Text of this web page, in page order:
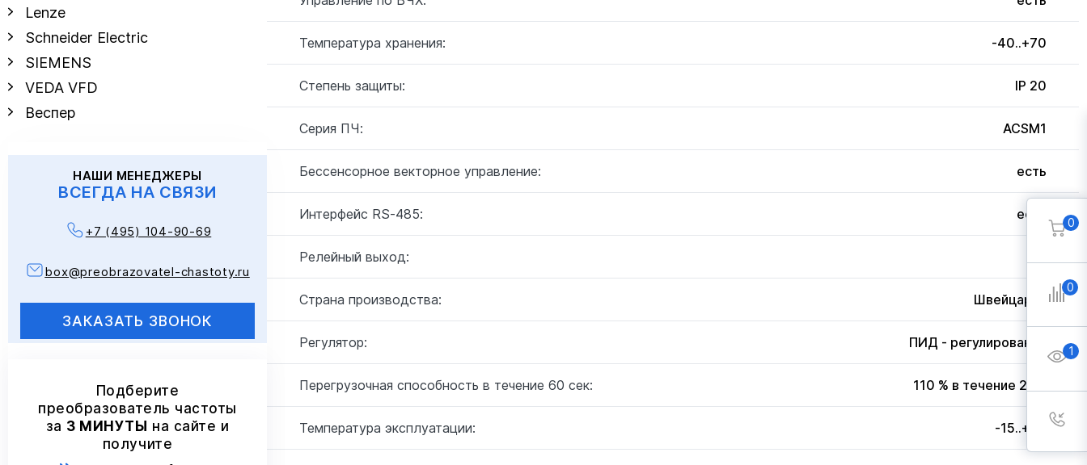
Lenze
Schneider Electric
SIEMENS
VEDA VFD
Веспер
НАШИ МЕНЕДЖЕРЫ
ВСЕГДА НА СВЯЗИ
+7 (495) 104-90-69
box@preobrazovatel-chastoty.ru
ЗАКАЗАТЬ ЗВОНОК
Подберите
преобразователь частоты
за 3 МИНУТЫ на сайте и
получите
Температура хранения: -40..+70
Степень защиты: IP 20
Серия ПЧ: ACSM1
Бессенсорное векторное управление: есть
Интерфейс RS-485: есть
Релейный выход:
Страна производства: Швейцария
Регулятор: ПИД - регулирование
Перегрузочная способность в течение 60 сек: 110 % в течение 20 с
Температура эксплуатации: -15..+50
0
0
1